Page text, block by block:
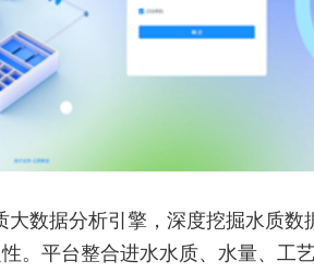
数据分析引擎，深度挖掘水质数
。平台整合进水水质、水量、工